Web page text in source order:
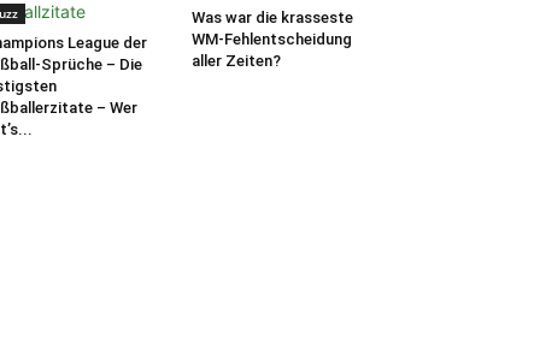
League der
Sprüche – Die
– Wer
Was war die krasseste
WM-Fehlentscheidung
aller Zeiten?